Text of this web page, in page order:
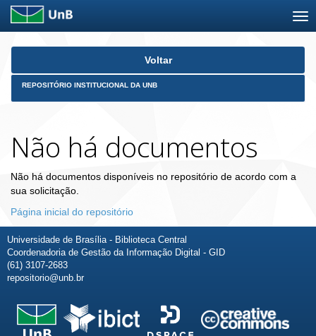
Skip
Voltar
REPOSITÓRIO INSTITUCIONAL DA UNB
Não há documentos
Não há documentos disponíveis no repositório de acordo com a
sua solicitação.
Página inicial do repositório
Universidade de Brasília - Biblioteca Central
Coordenadoria de Gestão da Informação Digital - GID
(61) 3107-2683
repositorio@unb.br